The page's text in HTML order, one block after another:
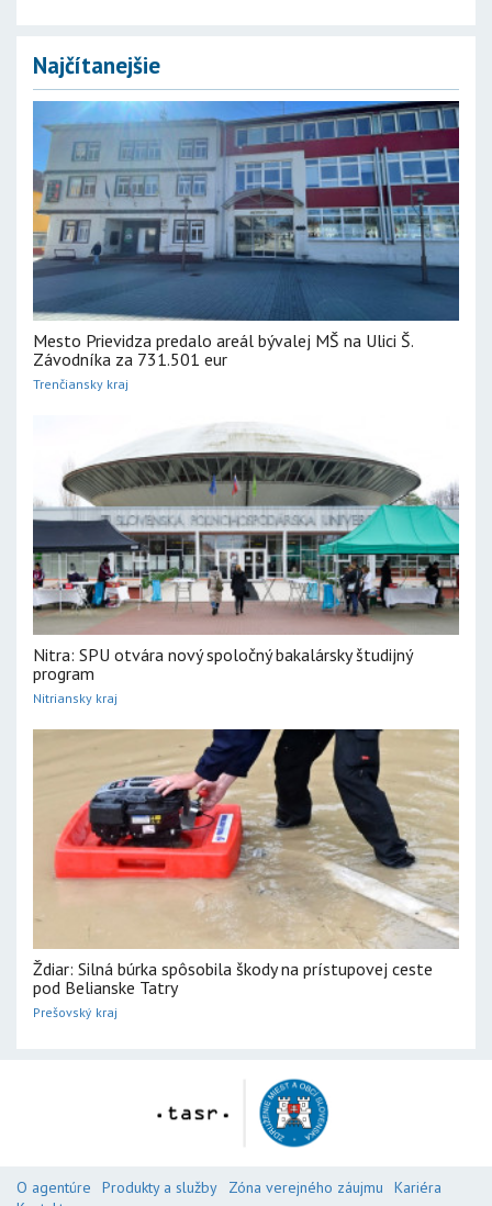
Najčítanejšie
Mesto Prievidza predalo areál bývalej MŠ na Ulici Š.
Závodníka za 731.501 eur
Trenčiansky kraj
Nitra: SPU otvára nový spoločný bakalársky študijný
program
Nitriansky kraj
Ždiar: Silná búrka spôsobila škody na prístupovej ceste
pod Belianske Tatry
Prešovský kraj
O agentúre Produkty a služby Zóna verejného záujmu
Kariéra